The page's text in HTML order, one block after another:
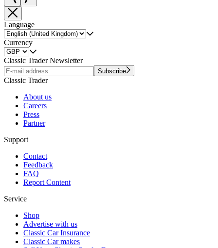
Language
Currency
Classic Trader Newsletter
Subscribe
Classic Trader
About us
Careers
Press
Partner
Support
Contact
Feedback
FAQ
Report Content
Service
Shop
Advertise with us
Classic Car Insurance
Classic Car makes